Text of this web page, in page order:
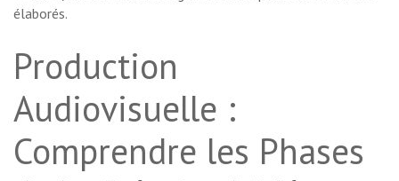
élaborés.
Production
Audiovisuelle :
Comprendre les Phases